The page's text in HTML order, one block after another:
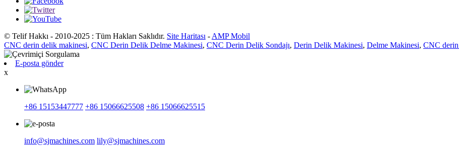
© Telif Hakkı - 2010-2025 : Tüm Hakları Saklıdır. Site Haritası - AMP Mobil
CNC derin delik makinesi, CNC Derin Delik Delme Makinesi, CNC Derin Delik Sondajı, Derin Delik Makinesi, Delme Makinesi, CNC
E-posta gönder
x
+86 15153447777 +86 15066625508 +86 15066625515
info@sjmachines.com lily@sjmachines.com